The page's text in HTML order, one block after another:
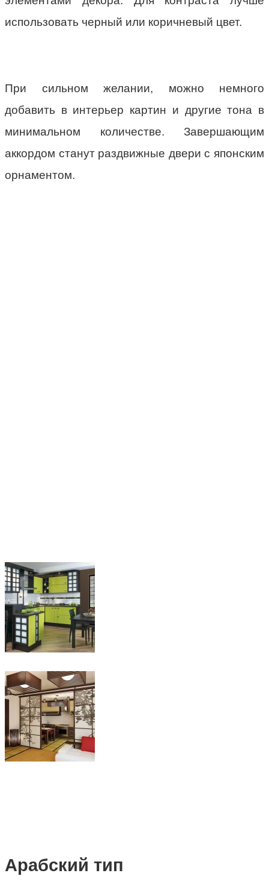
использовать черный или коричневый цвет.
При сильном желании, можно немного
добавить в интерьер картин и другие тона в
минимальном количестве. Завершающим
аккордом станут раздвижные двери с японским
орнаментом.
Арабский тип